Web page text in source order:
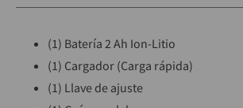
(1) Batería 2 Ah Ion-Litio
(1) Cargador (Carga rápida)
(1) Llave de ajuste